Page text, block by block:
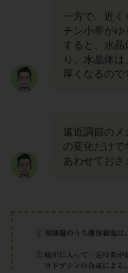
一方で、近く
チン小帯がゆ
すると、水晶
り、水晶体
厚くなるので
遠近調節のメ
の変化だけで
あわせておさ